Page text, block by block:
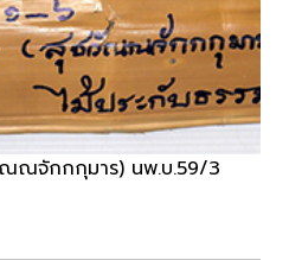
ณจักกกุมาร) นพ.บ.59/3